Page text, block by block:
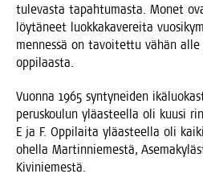
tule­vas­ta tapah­tu­mas­ta. Monet
löy­tä­neet luok­ka­ka­ve­rei­ta
men­nes­sä on tavoi­tet­tu vähän
oppilaasta.
Vuon­na 1965 syn­ty­nei­den
perus­kou­lun ylä­as­teel­la oli kuusi
E ja F. Oppi­lai­ta ylä­as­teel­la oli
ohel­la Mar­tin­nie­mes­tä,
Kiviniemestä.